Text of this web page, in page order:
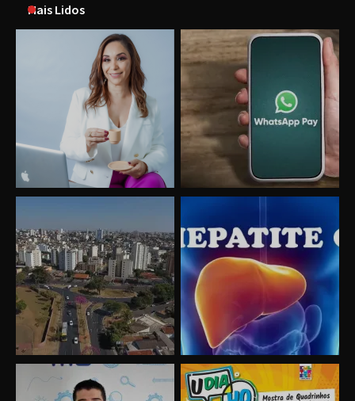
Mais Lidos
Uberlândia recebe o projeto “Experiência Rio”
no dia 17 de junho
“Vozes pela Vida” celebra 10 anos com show
em Uberlândia